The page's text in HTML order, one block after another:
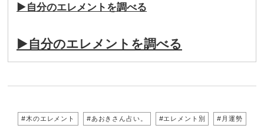
▶︎自分のエレメントを調べる
▶︎自分のエレメントを調べる
#木のエレメント #あおきさん占い。 #エレメント別 #月運勢